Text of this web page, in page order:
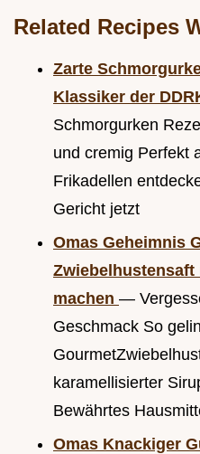
Related Recipes
Zarte
Klassiker der
Schmorgurken
und cremig Perfekt
Frikadellen
Gericht jetzt
Omas Geheimnis
machen —
Geschmack So
karamellisierter
Bewährtes
Omas Knackiger